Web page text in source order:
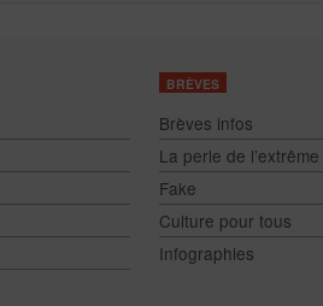
BRÈVES
Brèves infos
La perle de l’extrême
Fake
Culture pour tous
Infographies